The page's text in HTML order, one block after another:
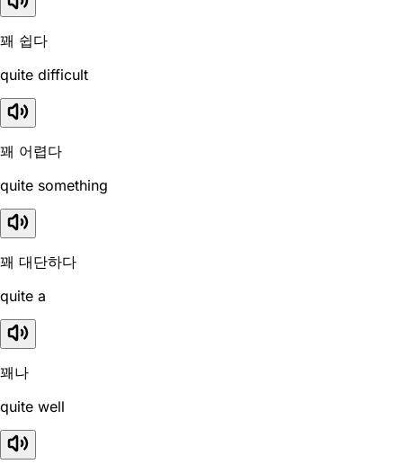
꽤 쉽다
quite difficult
꽤 어렵다
quite something
꽤 대단하다
quite a
꽤나
quite well